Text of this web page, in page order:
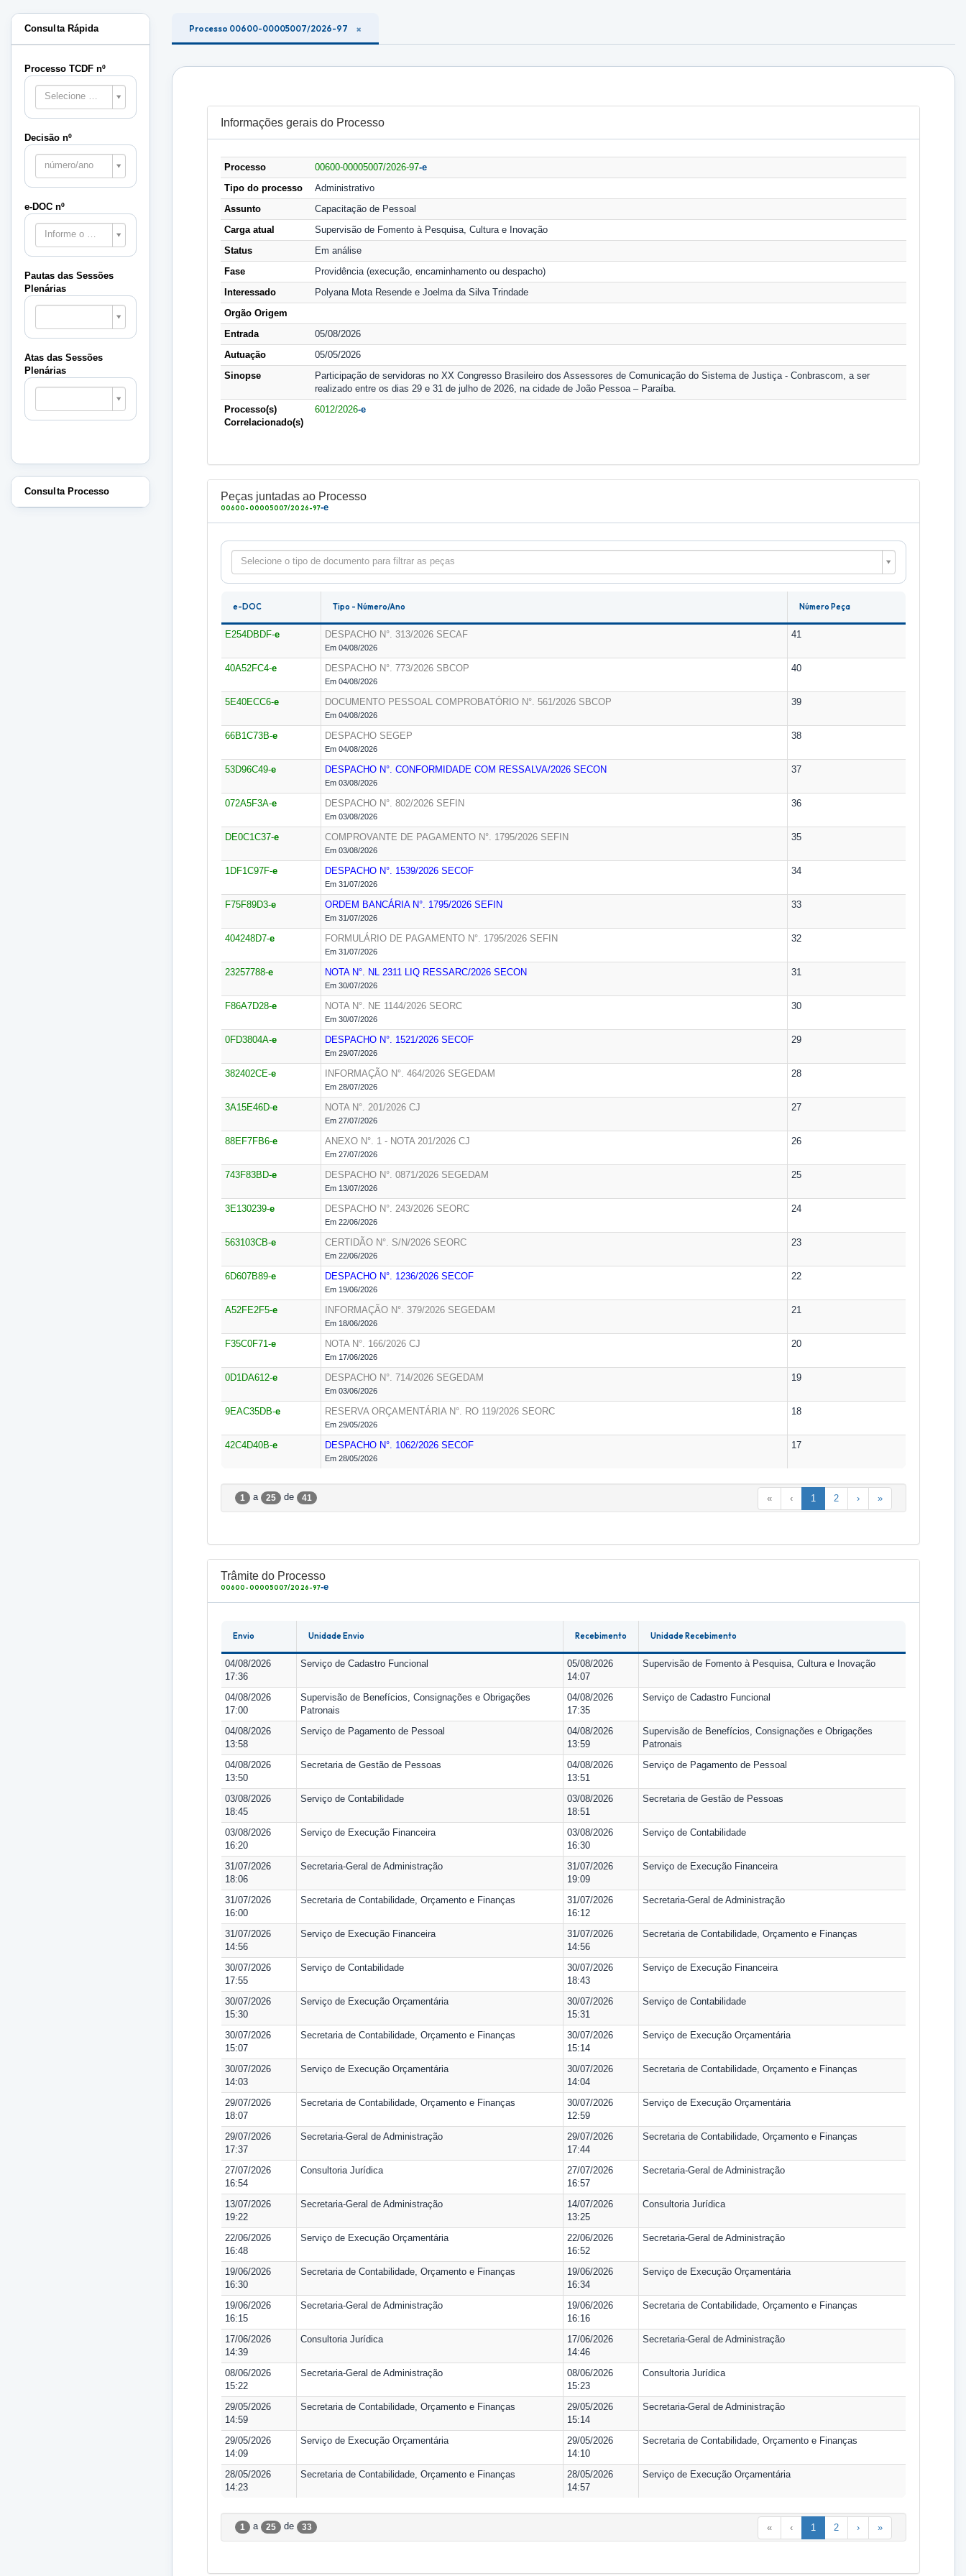
Consulta Rápida
Processo TCDF nº
Selecione o processo
Decisão nº
número/ano
e-DOC nº
Informe o e-DOC
Pautas das Sessões
Plenárias
Pautas
Sessões
Plenárias
Atas das Sessões
Plenárias
Atas
Sessões
Plenárias
Consulta Processo
Processo 00600-00005007/2026-97
Informações gerais do Processo
Processo 00600-00005007/2026-97-e
Tipo do processo
Administrativo
Assunto
Capacitação de Pessoal
Carga atual
Supervisão de Fomento à Pesquisa, Cultura e Inovação
Status
Em análise
Fase
Providência (execução, encaminhamento ou despacho)
Interessado
Polyana Mota Resende e Joelma da Silva Trindade
Orgão Origem
Entrada
05/08/2026
Autuação
05/05/2026
Sinopse
Participação de servidoras no XX Congresso Brasileiro dos Assessores de Comunicação do Sistema de Justiça - Conbrascom, a ser
realizado entre os dias 29 e 31 de julho de 2026, na cidade de João Pessoa – Paraíba.
Processo(s)
Correlacionado(s)
6012/2026-e
Peças juntadas ao Processo
00600-00005007/2026-97-e
Selecione o tipo de documento para filtrar as peças
e-DOC Tipo - Número/Ano Número Peça
E254DBDF-e DESPACHO N°. 313/2026 SECAF
Em 04/08/2026
41
40A52FC4-e DESPACHO N°. 773/2026 SBCOP
Em 04/08/2026
40
5E40ECC6-e DOCUMENTO PESSOAL COMPROBATÓRIO N°. 561/2026 SBCOP
Em 04/08/2026
39
66B1C73B-e DESPACHO SEGEP
Em 04/08/2026
38
53D96C49-e DESPACHO N°. CONFORMIDADE COM RESSALVA/2026 SECON
Em 03/08/2026
37
072A5F3A-e DESPACHO N°. 802/2026 SEFIN
Em 03/08/2026
36
DE0C1C37-e COMPROVANTE DE PAGAMENTO N°. 1795/2026 SEFIN
Em 03/08/2026
35
1DF1C97F-e DESPACHO N°. 1539/2026 SECOF
Em 31/07/2026
34
F75F89D3-e ORDEM BANCÁRIA N°. 1795/2026 SEFIN
Em 31/07/2026
33
404248D7-e FORMULÁRIO DE PAGAMENTO N°. 1795/2026 SEFIN
Em 31/07/2026
32
23257788-e NOTA N°. NL 2311 LIQ RESSARC/2026 SECON
Em 30/07/2026
31
F86A7D28-e NOTA N°. NE 1144/2026 SEORC
Em 30/07/2026
30
0FD3804A-e DESPACHO N°. 1521/2026 SECOF
Em 29/07/2026
29
382402CE-e INFORMAÇÃO N°. 464/2026 SEGEDAM
Em 28/07/2026
28
3A15E46D-e NOTA N°. 201/2026 CJ
Em 27/07/2026
27
88EF7FB6-e ANEXO N°. 1 - NOTA 201/2026 CJ
Em 27/07/2026
26
743F83BD-e DESPACHO N°. 0871/2026 SEGEDAM
Em 13/07/2026
25
3E130239-e DESPACHO N°. 243/2026 SEORC
Em 22/06/2026
24
563103CB-e CERTIDÃO N°. S/N/2026 SEORC
Em 22/06/2026
23
6D607B89-e DESPACHO N°. 1236/2026 SECOF
Em 19/06/2026
22
A52FE2F5-e INFORMAÇÃO N°. 379/2026 SEGEDAM
Em 18/06/2026
21
F35C0F71-e NOTA N°. 166/2026 CJ
Em 17/06/2026
20
0D1DA612-e DESPACHO N°. 714/2026 SEGEDAM
Em 03/06/2026
19
9EAC35DB-e RESERVA ORÇAMENTÁRIA N°. RO 119/2026 SEORC
Em 29/05/2026
18
42C4D40B-e DESPACHO N°. 1062/2026 SECOF
Em 28/05/2026
17
1 a 25 de 41 « ‹ 1 2 › »
Trâmite do Processo
00600-00005007/2026-97-e
Envio Unidade Envio Recebimento Unidade Recebimento
04/08/2026
17:36
Serviço de Cadastro Funcional
05/08/2026
14:07
Supervisão de Fomento à Pesquisa, Cultura e Inovação
04/08/2026
17:00
Supervisão de Benefícios, Consignações e Obrigações
Patronais
04/08/2026
17:35
Serviço de Cadastro Funcional
04/08/2026
13:58
Serviço de Pagamento de Pessoal
04/08/2026
13:59
Supervisão de Benefícios, Consignações e Obrigações
Patronais
04/08/2026
13:50
Secretaria de Gestão de Pessoas
04/08/2026
13:51
Serviço de Pagamento de Pessoal
03/08/2026
18:45
Serviço de Contabilidade
03/08/2026
18:51
Secretaria de Gestão de Pessoas
03/08/2026
16:20
Serviço de Execução Financeira
03/08/2026
16:30
Serviço de Contabilidade
31/07/2026
18:06
Secretaria-Geral de Administração
31/07/2026
19:09
Serviço de Execução Financeira
31/07/2026
16:00
Secretaria de Contabilidade, Orçamento e Finanças
31/07/2026
16:12
Secretaria-Geral de Administração
31/07/2026
14:56
Serviço de Execução Financeira
31/07/2026
14:56
Secretaria de Contabilidade, Orçamento e Finanças
30/07/2026
17:55
Serviço de Contabilidade
30/07/2026
18:43
Serviço de Execução Financeira
30/07/2026
15:30
Serviço de Execução Orçamentária
30/07/2026
15:31
Serviço de Contabilidade
30/07/2026
15:07
Secretaria de Contabilidade, Orçamento e Finanças
30/07/2026
15:14
Serviço de Execução Orçamentária
30/07/2026
14:03
Serviço de Execução Orçamentária
30/07/2026
14:04
Secretaria de Contabilidade, Orçamento e Finanças
29/07/2026
18:07
Secretaria de Contabilidade, Orçamento e Finanças
30/07/2026
12:59
Serviço de Execução Orçamentária
29/07/2026
17:37
Secretaria-Geral de Administração
29/07/2026
17:44
Secretaria de Contabilidade, Orçamento e Finanças
27/07/2026
16:54
Consultoria Jurídica
27/07/2026
16:57
Secretaria-Geral de Administração
13/07/2026
19:22
Secretaria-Geral de Administração
14/07/2026
13:25
Consultoria Jurídica
22/06/2026
16:48
Serviço de Execução Orçamentária
22/06/2026
16:52
Secretaria-Geral de Administração
19/06/2026
16:30
Secretaria de Contabilidade, Orçamento e Finanças
19/06/2026
16:34
Serviço de Execução Orçamentária
19/06/2026
16:15
Secretaria-Geral de Administração
19/06/2026
16:16
Secretaria de Contabilidade, Orçamento e Finanças
17/06/2026
14:39
Consultoria Jurídica
17/06/2026
14:46
Secretaria-Geral de Administração
08/06/2026
15:22
Secretaria-Geral de Administração
08/06/2026
15:23
Consultoria Jurídica
29/05/2026
14:59
Secretaria de Contabilidade, Orçamento e Finanças
29/05/2026
15:14
Secretaria-Geral de Administração
29/05/2026
14:09
Serviço de Execução Orçamentária
29/05/2026
14:10
Secretaria de Contabilidade, Orçamento e Finanças
28/05/2026
14:23
Secretaria de Contabilidade, Orçamento e Finanças
28/05/2026
14:57
Serviço de Execução Orçamentária
1 a 25 de 33 « ‹ 1 2 › »